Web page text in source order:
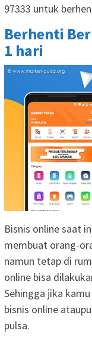
97333 untuk
Berhenti
1 hari
Bisnis online saat
membuat orang-
namun tetap di
online bisa
Sehingga jika
bisnis online
pulsa.